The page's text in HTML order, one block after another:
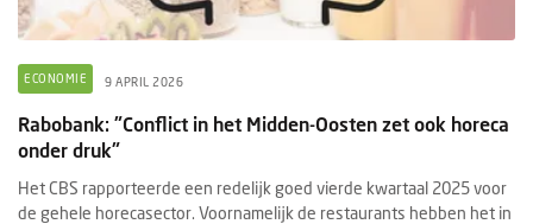
ECONOMIE 9 APRIL 2026
Rabobank: "Conflict in het Midden-Oosten zet ook horeca
onder druk"
Het CBS rapporteerde een redelijk goed vierde kwartaal 2025 voor
de gehele horecasector. Voornamelijk de restaurants hebben het in